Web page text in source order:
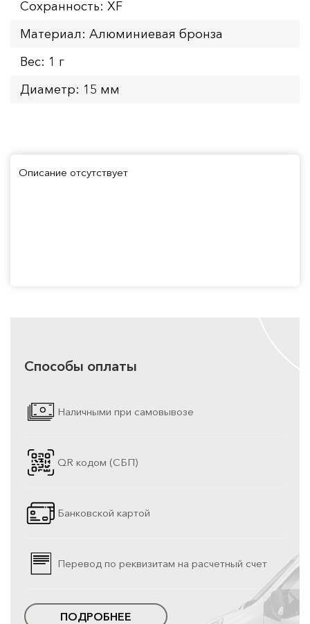
Сохранность: XF
Материал: Алюминиевая бронза
Вес: 1 г
Диаметр: 15 мм
Описание отсутствует
Способы оплаты
Наличными при самовывозе
QR кодом (СБП)
Банковской картой
Перевод по реквизитам на расчетный счет
ПОДРОБНЕЕ